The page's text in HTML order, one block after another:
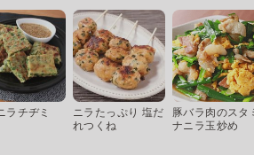
ラチヂミ
ニラたっぷり 塩だ
れつくね
豚バラ肉のスタ
ナニラ玉炒め